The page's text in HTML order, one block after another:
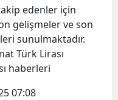
edenler için
gelişmeler ve son
sunulmaktadır.
Türk Lirası
haberleri
07:08